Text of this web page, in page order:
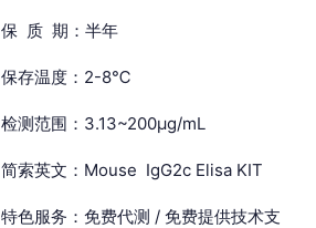
保 质 期：半年
保存温度：2-8℃
检测范围：3.13~200μg/mL
简索英文：Mouse IgG2c Elisa KIT
特色服务：免费代测 / 免费提供技术支